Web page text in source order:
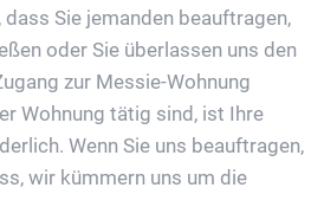
Sie jemanden beauftragen,
oder Sie überlassen uns den
zur Messie-Wohnung
Wohnung tätig sind, ist Ihre
Wenn Sie uns beauftragen,
wir kümmern uns um die